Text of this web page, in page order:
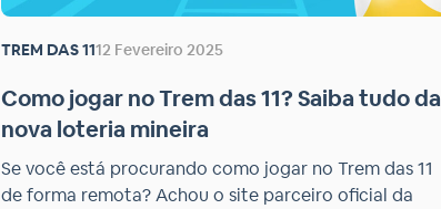
TREM DAS 1112 Fevereiro 2025
Como jogar no Trem das 11? Saiba tudo da
nova loteria mineira
Se você está procurando como jogar no Trem das 11
de forma remota? Achou o site parceiro oficial da